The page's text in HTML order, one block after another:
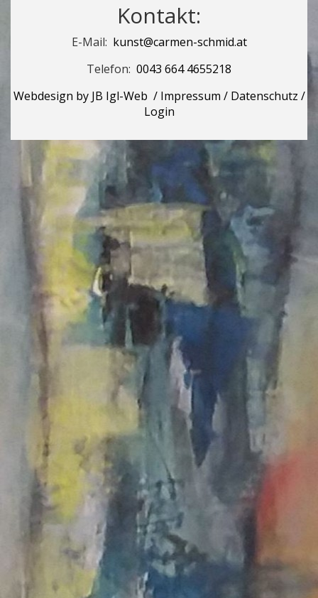
Kontakt:
E-Mail: kunst@carmen-schmid.at
Telefon: 0043 664 4655218
Webdesign by JB Igl-Web / Impressum / Datenschutz /
Login